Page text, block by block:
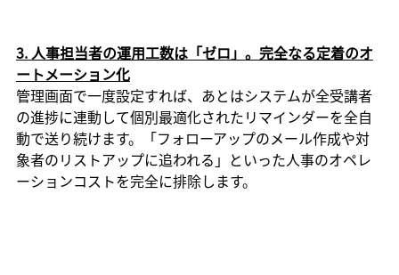
3. 人事担当者の運用工数は「ゼロ」。完全なる定着のオ
ートメーション化
管理画面で一度設定すれば、あとはシステムが全受講者
の進捗に連動して個別最適化されたリマインダーを全自
動で送り続けます。「フォローアップのメール作成や対
象者のリストアップに追われる」といった人事のオペレ
ーションコストを完全に排除します。